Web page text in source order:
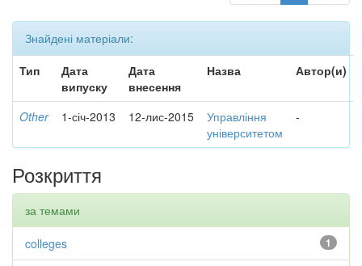
Знайдені матеріали:
Тип
Дата
випуску
Дата
внесення
Назва Автор(и)
Other 1-січ-2013 12-лис-2015
Управління
університетом
-
Розкриття
за темами
1
colleges